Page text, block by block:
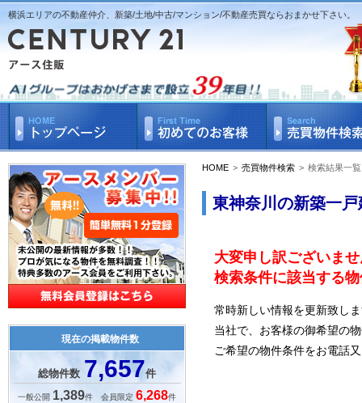
横浜エリアの不動産仲介、新築/土地/中古/マンション/不動産売買ならおまかせ下さい。
HOME > 売買物件検索 > 検索結果一覧
東神奈川の新築一
大変申し訳ございま
検索条件に該当する
常時新しい情報を更新致し
当社で、お客様の御希望の
ご希望の物件条件をお電話
現在の掲載物件数
総物件数 7,657件
一般公開 1,389件 会員限定 6,268件